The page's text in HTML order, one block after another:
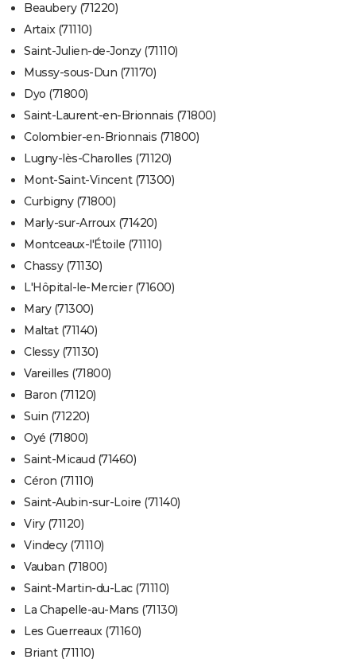
Beaubery (71220)
Artaix (71110)
Saint-Julien-de-Jonzy (71110)
Mussy-sous-Dun (71170)
Dyo (71800)
Saint-Laurent-en-Brionnais (71800)
Colombier-en-Brionnais (71800)
Lugny-lès-Charolles (71120)
Mont-Saint-Vincent (71300)
Curbigny (71800)
Marly-sur-Arroux (71420)
Montceaux-l'Étoile (71110)
Chassy (71130)
L'Hôpital-le-Mercier (71600)
Mary (71300)
Maltat (71140)
Clessy (71130)
Vareilles (71800)
Baron (71120)
Suin (71220)
Oyé (71800)
Saint-Micaud (71460)
Céron (71110)
Saint-Aubin-sur-Loire (71140)
Viry (71120)
Vindecy (71110)
Vauban (71800)
Saint-Martin-du-Lac (71110)
La Chapelle-au-Mans (71130)
Les Guerreaux (71160)
Briant (71110)